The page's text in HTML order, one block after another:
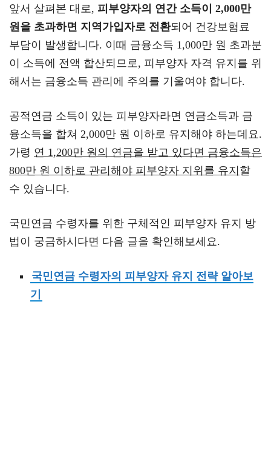
앞서 살펴본 대로, 피부양자의 연간 소득이 2,000만
원을 초과하면 지역가입자로 전환되어 건강보험료
부담이 발생합니다. 이때 금융소득 1,000만 원 초과분
이 소득에 전액 합산되므로, 피부양자 자격 유지를 위
해서는 금융소득 관리에 주의를 기울여야 합니다.
공적연금 소득이 있는 피부양자라면 연금소득과 금
융소득을 합쳐 2,000만 원 이하로 유지해야 하는데요.
가령 연 1,200만 원의 연금을 받고 있다면 금융소득은
800만 원 이하로 관리해야 피부양자 지위를 유지 할
수 있습니다.
국민연금 수령자를 위한 구체적인 피부양자 유지 방
법이 궁금하시다면 다음 글을 확인해보세요.
국민연금 수령자의 피부양자 유지 전략 알아보
기